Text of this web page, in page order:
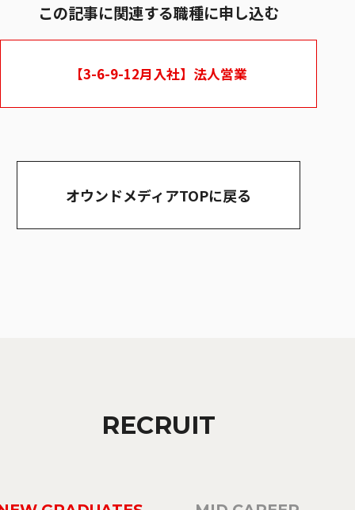
この記事に関連する職種に申し込む
【3-6-9-12月入社】法人営業
オウンドメディアTOPに戻る
RECRUIT